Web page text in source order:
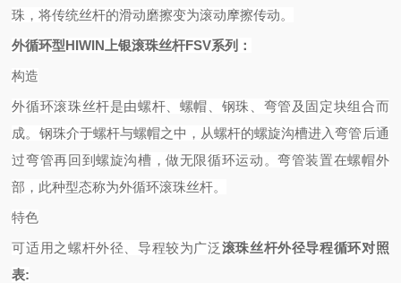
珠，将传统丝杆的滑动磨擦变为滚动摩擦传动。
外循环型HIWIN上银滚珠丝杆FSV系列：
构造
外循环滚珠丝杆是由螺杆、螺帽、钢珠、弯管及固定块组合而
成。钢珠介于螺杆与螺帽之中，从螺杆的螺旋沟槽进入弯管后通
过弯管再回到螺旋沟槽，做无限循环运动。弯管装置在螺帽外
部，此种型态称为外循环滚珠丝杆。
特色
可适用之螺杆外径、导程较为广泛滚珠丝杆外径导程循环对照
表: